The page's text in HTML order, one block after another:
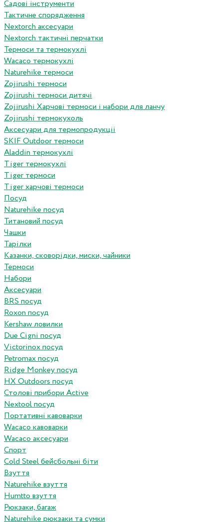
Садові інструменти
Тактичне спорядження
Nextorch аксесуари
Nextorch тактичні перчатки
Термоси та термокухлі
Wacaco термокухлі
Naturehike термоси
Zojirushi термоси
Zojirushi термоси дитячі
Zojirushi Харчові термоси і набори для ланчу
Zojirushi термокухоль
Аксесуари для термопродукціі
SKIF Outdoor термоси
Aladdin термокухлі
Tiger термокухлі
Tiger термоси
Tiger харчові термоси
Посуд
Naturehike посуд
Титановий посуд
Чашки
Тарілки
Казанки, сковорідки, миски, чайники
Термоси
Набори
Аксесуари
BRS посуд
Roxon посуд
Kershaw ловилки
Due Cigni посуд
Victorinox посуд
Petromax посуд
Ridge Monkey посуд
HX Outdoors посуд
Столові прибори Active
Nextool посуд
Портативні кавоварки
Wacaco кавоварки
Wacaco аксесуари
Спорт
Cold Steel бейсбольні біти
Взуття
Naturehike взуття
Humtto взуття
Рюкзаки, багаж
Naturehike рюкзаки та сумки